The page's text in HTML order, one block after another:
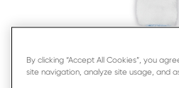
By clicking “Accept All Cookies”, you
site navigation, analyze site usage, and